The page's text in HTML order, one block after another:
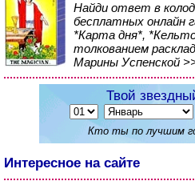
Найди ответ в
бесплатных онлайн
*Карта дня*,
толкованием
Марины Успенской
Твой
Кто ты по лучшим
Интересное на сайте